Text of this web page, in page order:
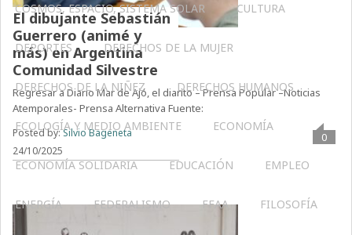
COSMOS, ESPACIO, SISTEMA SOLAR CULTURA
DEPORTES DERECHOS DE LA MUJER
DERECHOS DE LA NIÑEZ DERECHOS HUMANOS
ECOLOGÍA Y MEDIO AMBIENTE ECONOMÍA
ECONOMÍA SOLIDARIA EDUCACIÓN EMPLEO
ENERGÍA FEDERALISMO FFAA FILOSOFÍA
El dibujante Sebastián
Guerrero (animé y
más) en Argentina
Comunidad Silvestre
Regresar a Diario Mar de Ajó, el diarito – Prensa Popular –Noticias
Atemporales- Prensa Alternativa Fuente:
Posted by:Silvio Bageneta
24/10/2025
0